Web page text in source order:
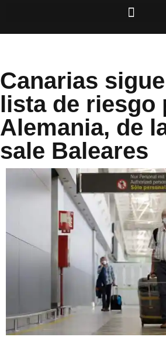
Canarias
lista de riesgo
Alemania, de
sale Baleares